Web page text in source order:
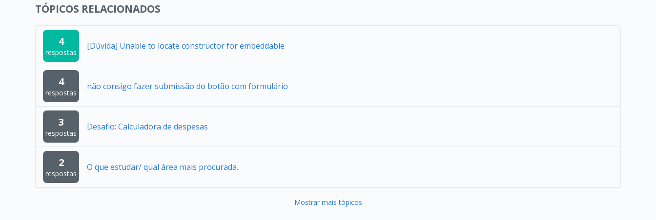
TÓPICOS RELACIONADOS
4
respostas
[Dúvida] Unable to locate constructor for embeddable
4
respostas
não consigo fazer submissão do botão com formulário
3
respostas
Desafio: Calculadora de despesas
2
respostas
O que estudar/ qual área mais procurada.
Mostrar mais tópicos